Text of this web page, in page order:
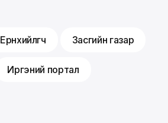
Ерөнхийлөгч Засгийн газар
Иргэний портал